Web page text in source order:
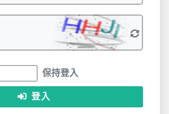
保持登入
登入